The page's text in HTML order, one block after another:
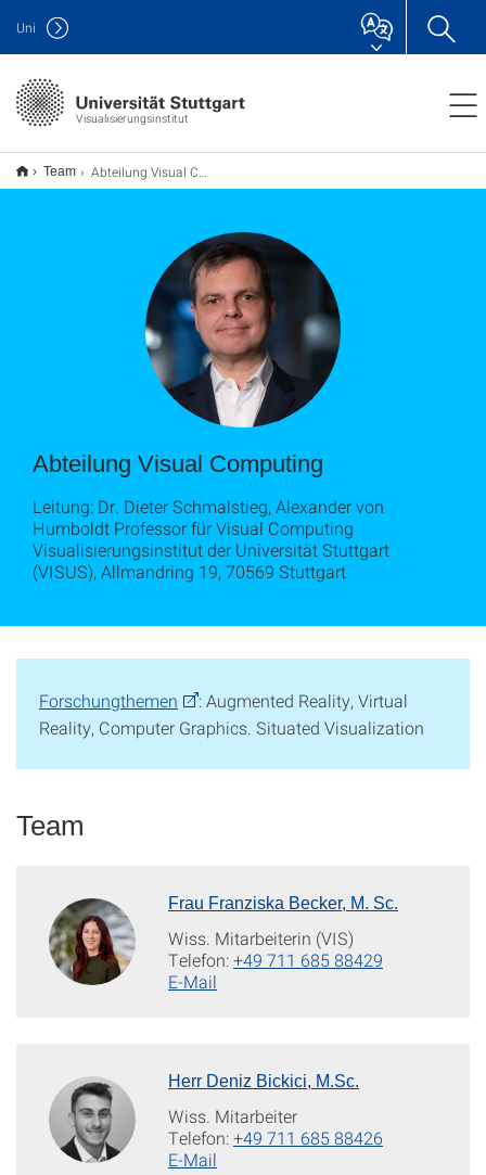
Visualisierungsinstitut
Uni
Team Abteilung Visual Computing
Abteilung Visual Computing
Leitung: Dr. Dieter Schmalstieg, Alexander von
Humboldt Professor für Visual Computing
Visualisierungsinstitut der Universität Stuttgart
(VISUS), Allmandring 19, 70569 Stuttgart
Forschungthemen
: Augmented Reality, Virtual
Reality, Computer Graphics. Situated Visualization
Team
Frau Franziska Becker, M. Sc.
Wiss. Mitarbeiterin (VIS)
Telefon:+49 711 685 88429
E-Mail
Herr Deniz Bickici, M.Sc.
Wiss. Mitarbeiter
Telefon:+49 711 685 88426
E-Mail